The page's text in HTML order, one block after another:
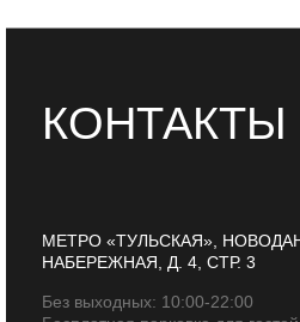
КОНТАКТЫ
МЕТРО «ТУЛЬСКАЯ»,
НАБЕРЕЖНАЯ, Д. 4, СТР. 3
Без выходных: 10:00-22:00